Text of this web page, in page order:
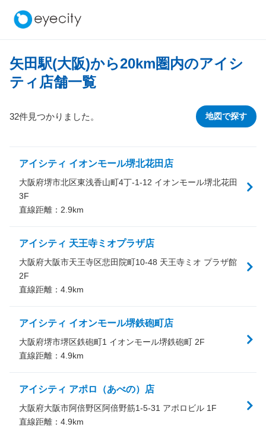
矢田駅(大阪)から20km圏内のアイシ
ティ店舗一覧
地図で探す
32件見つかりました。
アイシティ イオンモール堺北花田店
大阪府堺市北区東浅香山町4丁-1-12 イオンモール堺北花田
3F
直線距離： 2.9km
アイシティ 天王寺ミオプラザ店
大阪府大阪市天王寺区悲田院町10-48 天王寺ミオ プラザ館
2F
直線距離： 4.9km
アイシティ イオンモール堺鉄砲町店
大阪府堺市堺区鉄砲町1 イオンモール堺鉄砲町 2F
直線距離： 4.9km
アイシティ アポロ（あべの）店
大阪府大阪市阿倍野区阿倍野筋1-5-31 アポロビル 1F
直線距離： 4.9km